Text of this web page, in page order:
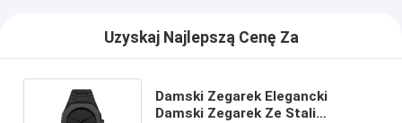
Uzyskaj Najlepszą Cenę Za
Damski Zegarek Elegancki
Damski Zegarek Ze Stali